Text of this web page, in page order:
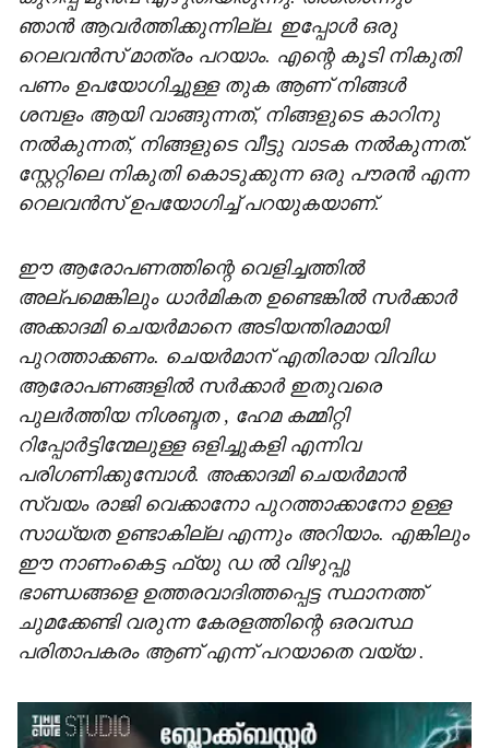
ഞാൻ ആവർത്തിക്കുന്നില്ല. ഇപ്പോൾ ഒരു
റെലവൻസ്‌ മാത്രം പറയാം. എന്റെ കൂടി നികുതി
പണം ഉപയോഗിച്ചുള്ള തുക ആണ് നിങ്ങൾ
ശമ്പളം ആയി വാങ്ങുന്നത്, നിങ്ങളുടെ കാറിനു
നൽകുന്നത്, നിങ്ങളുടെ വീട്ടു വാടക നൽകുന്നത്.
സ്റ്റേറ്റിലെ നികുതി കൊടുക്കുന്ന ഒരു പൗരൻ എന്ന
റെലവൻസ്‌ ഉപയോഗിച്ച് പറയുകയാണ്.
ഈ ആരോപണത്തിന്റെ വെളിച്ചത്തിൽ
അല്പമെങ്കിലും ധാർമികത ഉണ്ടെങ്കിൽ സർക്കാർ
അക്കാദമി ചെയർമാനെ അടിയന്തിരമായി
പുറത്താക്കണം. ചെയർമാന് എതിരായ വിവിധ
ആരോപണങ്ങളിൽ സർക്കാർ ഇതുവരെ
പുലർത്തിയ നിശബ്ദത , ഹേമ കമ്മിറ്റി
റിപ്പോർട്ടിന്മേലുള്ള ഒളിച്ചുകളി എന്നിവ
പരിഗണിക്കുമ്പോൾ. അക്കാദമി ചെയർമാൻ
സ്വയം രാജി വെക്കാനോ പുറത്താക്കാനോ ഉള്ള
സാധ്യത ഉണ്ടാകില്ല എന്നും അറിയാം. എങ്കിലും
ഈ നാണംകെട്ട ഫ്യു ഡ ൽ വിഴുപ്പു
ഭാണ്ഡങ്ങളെ ഉത്തരവാദിത്തപ്പെട്ട സ്ഥാനത്ത്
ചുമക്കേണ്ടി വരുന്ന കേരളത്തിന്റെ ഒരവസ്ഥ
പരിതാപകരം ആണ് എന്ന് പറയാതെ വയ്യ .